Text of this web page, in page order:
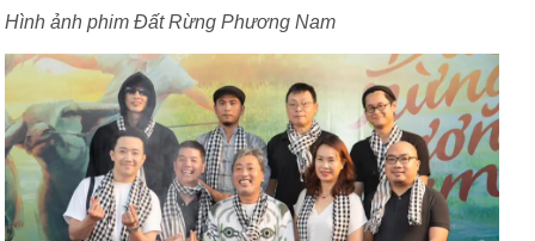
Hình ảnh phim Đất Rừng Phương Nam